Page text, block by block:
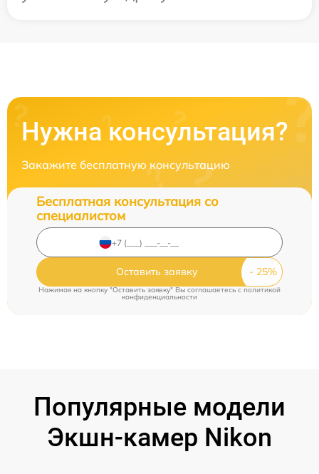
Нужна консультация?
Закажите бесплатную консультацию
Бесплатная консультация со
специалистом
Оставить заявку
Нажимая на кнопку "Оставить заявку" Вы соглашаетесь cполитикой
конфиденциальности
Популярные модели
Экшн-камер Nikon